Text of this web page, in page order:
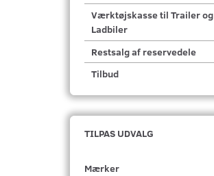
Værktøjskasse til Trailer og
Ladbiler
Restsalg af reservedele
Tilbud
TILPAS UDVALG
Mærker